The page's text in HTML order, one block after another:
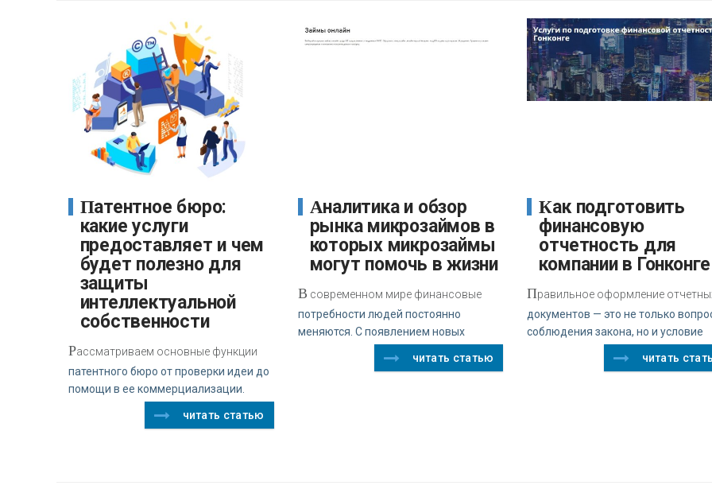
Патентное бюро:
какие услуги
предоставляет и чем
будет полезно для
защиты
интеллектуальной
собственности
Рассматриваем основные функции
патентного бюро от проверки идеи до
помощи в ее коммерциализации.
читать статью
Аналитика и обзор
рынка микрозаймов в
которых микрозаймы
могут помочь в жизни
В современном мире финансовые
потребности людей постоянно
меняются. С появлением новых
читать статью
Как подготовить
финансовую
отчетность для
компании в Гонконге
Правильное оформление
документов — это не только
соблюдения закона, но и условие
читать